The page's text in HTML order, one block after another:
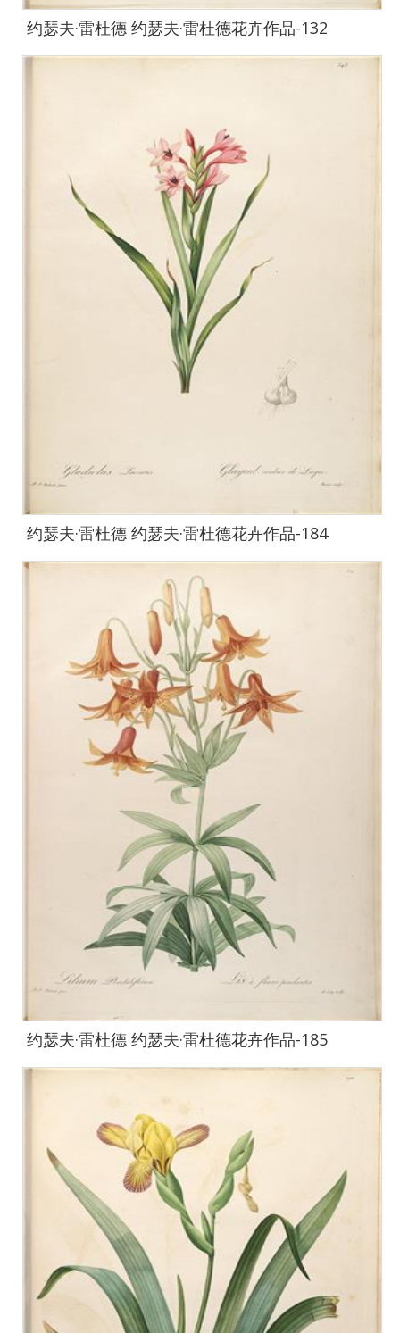
约瑟夫·雷杜德 约瑟夫·雷杜德花卉作品-132
约瑟夫·雷杜德 约瑟夫·雷杜德花卉作品-184
约瑟夫·雷杜德 约瑟夫·雷杜德花卉作品-185